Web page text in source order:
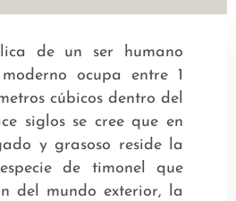
de un ser humano
ocupa entre 1
cúbicos dentro del
siglos se cree que en
y grasoso reside la
de timonel que
del mundo exterior, la